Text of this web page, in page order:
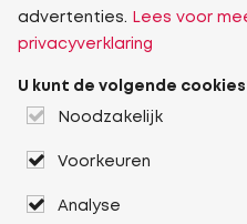
advertenties.
Lees voor
privacyverklaring
U kunt de volgende
Noodzakelijk
Voorkeuren
Analyse